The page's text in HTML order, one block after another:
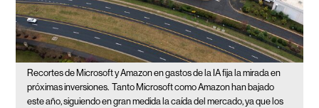
Recortes de Microsoft y Amazon en gastos de la IA fija la mirada en
próximas inversiones. Tanto Microsoft como Amazon han bajado
este año, siguiendo en gran medida la caída del mercado, ya que los